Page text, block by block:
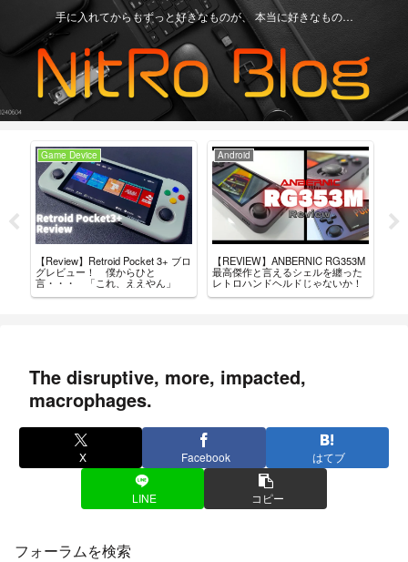
手に入れてからもずっと好きなものが、 本当に好きなもの…
Game Device
【Review】Retroid Pocket 3+ ブロ
グレビュー！ 僕からひと
言・・・ 「これ、ええやん」
Android
【REVIEW】ANBERNIC RG353M
最高傑作と言えるシェルを纏った
レトロハンドヘルドじゃないか！
The disruptive, more, impacted,
macrophages.
X Facebook はてブ
LINE コピー
フォーラムを検索